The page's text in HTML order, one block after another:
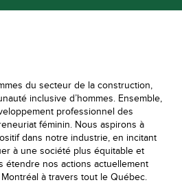
du secteur de la construction,
inclusive d’hommes. Ensemble,
professionnel des
féminin. Nous aspirons à
dans notre industrie, en incitant
à une société plus équitable et
étendre nos actions actuellement
à travers tout le Québec.